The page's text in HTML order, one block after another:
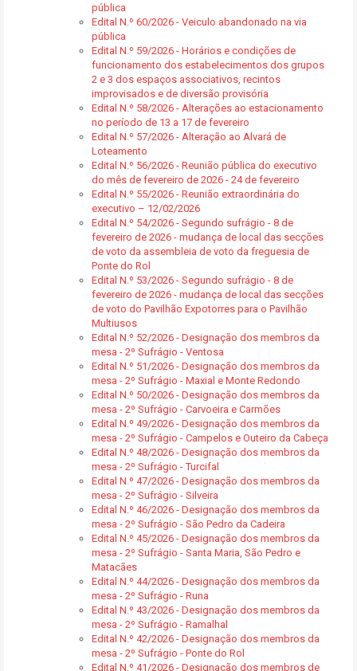
pública
Edital N.º 60/2026 - Veiculo abandonado na via
pública
Edital N.º 59/2026 - Horários e condições de
funcionamento dos estabelecimentos dos grupos
2 e 3 dos espaços associativos, recintos
improvisados e de diversão provisória
Edital N.º 58/2026 - Alterações ao estacionamento
no período de 13 a 17 de fevereiro
Edital N.º 57/2026 - Alteração ao Alvará de
Loteamento
Edital N.º 56/2026 - Reunião pública do executivo
do mês de fevereiro de 2026 - 24 de fevereiro
Edital N.º 55/2026 - Reunião extraordinária do
executivo – 12/02/2026
Edital N.º 54/2026 - Segundo sufrágio - 8 de
fevereiro de 2026 - mudança de local das secções
de voto da assembleia de voto da freguesia de
Ponte do Rol
Edital N.º 53/2026 - Segundo sufrágio - 8 de
fevereiro de 2026 - mudança de local das secções
de voto do Pavilhão Expotorres para o Pavilhão
Multiusos
Edital N.º 52/2026 - Designação dos membros da
mesa - 2º Sufrágio - Ventosa
Edital N.º 51/2026 - Designação dos membros da
mesa - 2º Sufrágio - Maxial e Monte Redondo
Edital N.º 50/2026 - Designação dos membros da
mesa - 2º Sufrágio - Carvoeira e Carmões
Edital N.º 49/2026 - Designação dos membros da
mesa - 2º Sufrágio - Campelos e Outeiro da Cabeça
Edital N.º 48/2026 - Designação dos membros da
mesa - 2º Sufrágio - Turcifal
Edital N.º 47/2026 - Designação dos membros da
mesa - 2º Sufrágio - Silveira
Edital N.º 46/2026 - Designação dos membros da
mesa - 2º Sufrágio - São Pedro da Cadeira
Edital N.º 45/2026 - Designação dos membros da
mesa - 2º Sufrágio - Santa Maria, São Pedro e
Matacães
Edital N.º 44/2026 - Designação dos membros da
mesa - 2º Sufrágio - Runa
Edital N.º 43/2026 - Designação dos membros da
mesa - 2º Sufrágio - Ramalhal
Edital N.º 42/2026 - Designação dos membros da
mesa - 2º Sufrágio - Ponte do Rol
Edital N.º 41/2026 - Designação dos membros de